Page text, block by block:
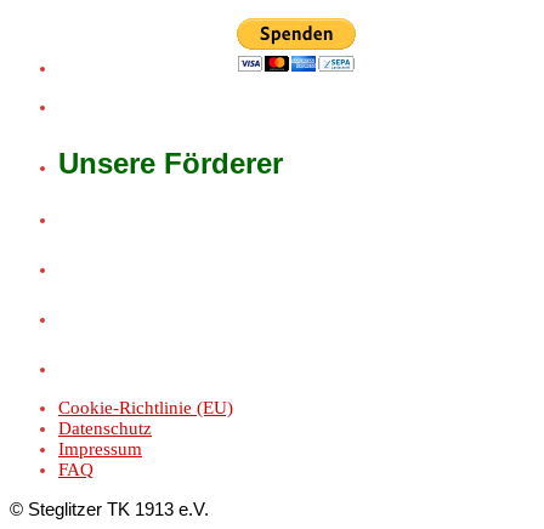
Unsere Förderer
Cookie-Richtlinie (EU)
Datenschutz
Impressum
FAQ
© Steglitzer TK 1913 e.V.